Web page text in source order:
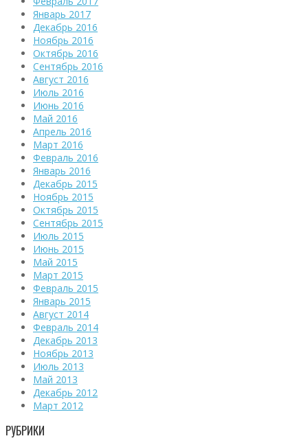
Январь 2017
Декабрь 2016
Ноябрь 2016
Октябрь 2016
Сентябрь 2016
Август 2016
Июль 2016
Июнь 2016
Май 2016
Апрель 2016
Март 2016
Февраль 2016
Январь 2016
Декабрь 2015
Ноябрь 2015
Октябрь 2015
Сентябрь 2015
Июль 2015
Июнь 2015
Май 2015
Март 2015
Февраль 2015
Январь 2015
Август 2014
Февраль 2014
Декабрь 2013
Ноябрь 2013
Июль 2013
Май 2013
Декабрь 2012
Март 2012
РУБРИКИ